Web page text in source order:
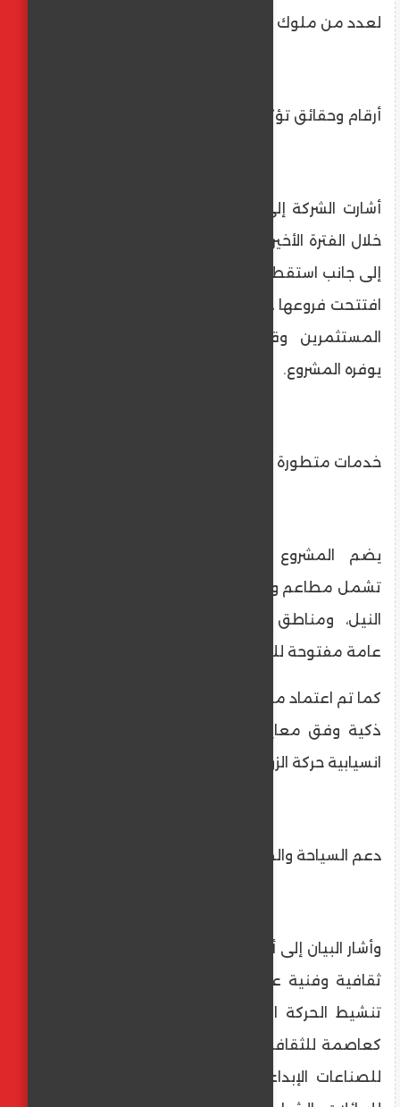
لعدد من ملوك ورؤساء وحكومات دول أوروبية.
أرقام وحقائق تؤكد النجاح
أشارت الشركة إلى أن ممشى أهل مصر سجّل
افتتحت فروعها داخل الممشى، بما يعكس ثقة
المستثمرين وقوة المناخ الاقتصادي الذي
يوفره المشروع.
خدمات متطورة ومعايير عالمية
يضم المشروع منظومة خدمات متكاملة
تشمل مطاعم وكافيهات بإطلالات مباشرة على
النيل، ومناطق ترفيهية وثقافية ومساحات
عامة مفتوحة للجمهور.
كما تم اعتماد منظومة إلكترونية وبوابات دخول
ذكية وفق معايير المدن الحديثة، بما يضمن
انسيابية حركة الزوار والحفاظ على أصول الدولة.
دعم السياحة والصناعات الإبداعية
وأشار البيان إلى أن الممشى يستضيف فعاليات
ثقافية وفنية على مدار العام، ما يسهم في
تنشيط الحركة السياحية وتعزيز مكانة القاهرة
كعاصمة للثقافة والترفيه، بالإضافة إلى دعمه
للصناعات الإبداعية وتوفير بيئة حضارية آمنة